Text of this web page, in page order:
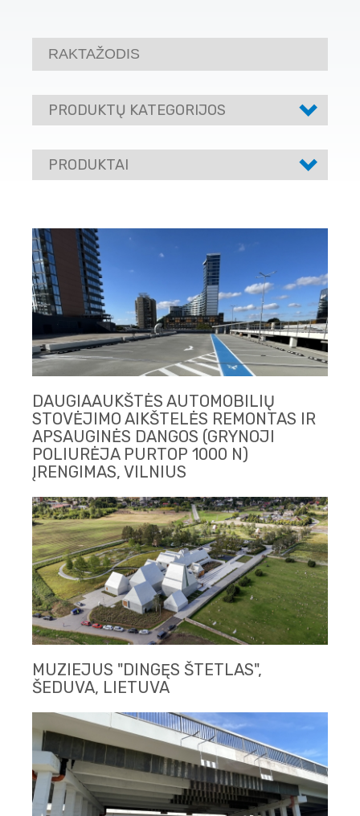
PRODUKTŲ KATEGORIJOS
PRODUKTAI
DAUGIAAUKŠTĖS AUTOMOBILIŲ
STOVĖJIMO AIKŠTELĖS REMONTAS IR
APSAUGINĖS DANGOS (GRYNOJI
POLIURĖJA PURTOP 1000 N)
ĮRENGIMAS, VILNIUS
MUZIEJUS "DINGĘS ŠTETLAS",
ŠEDUVA, LIETUVA